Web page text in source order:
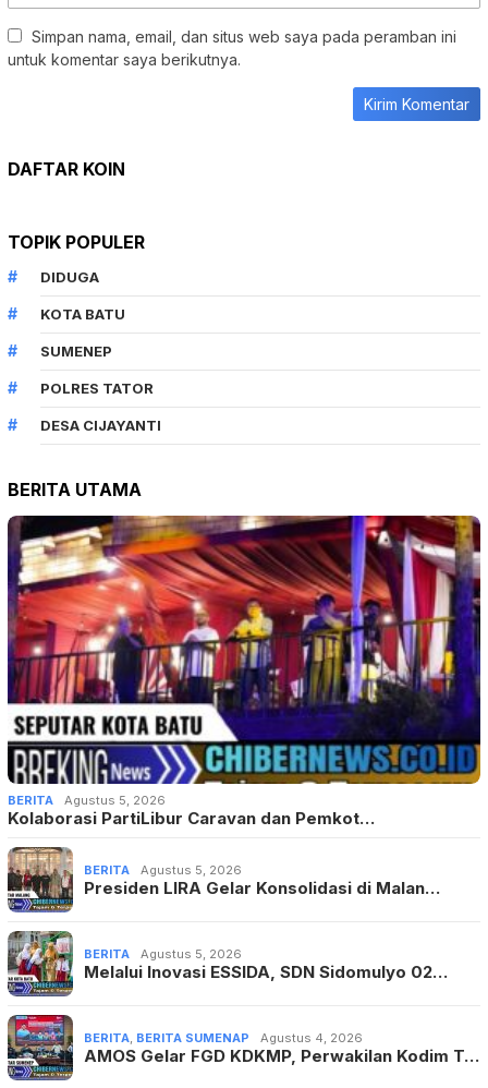
Simpan nama, email, dan situs web saya pada peramban ini
untuk komentar saya berikutnya.
DAFTAR KOIN
TOPIK POPULER
DIDUGA
KOTA BATU
SUMENEP
POLRES TATOR
DESA CIJAYANTI
BERITA UTAMA
BERITA Agustus 5, 2026
Kolaborasi PartiLibur Caravan dan Pemkot…
BERITA Agustus 5, 2026
Presiden LIRA Gelar Konsolidasi di Malan…
BERITA Agustus 5, 2026
Melalui Inovasi ESSIDA, SDN Sidomulyo 02…
BERITA, BERITA SUMENAP Agustus 4, 2026
AMOS Gelar FGD KDKMP, Perwakilan Kodim T…